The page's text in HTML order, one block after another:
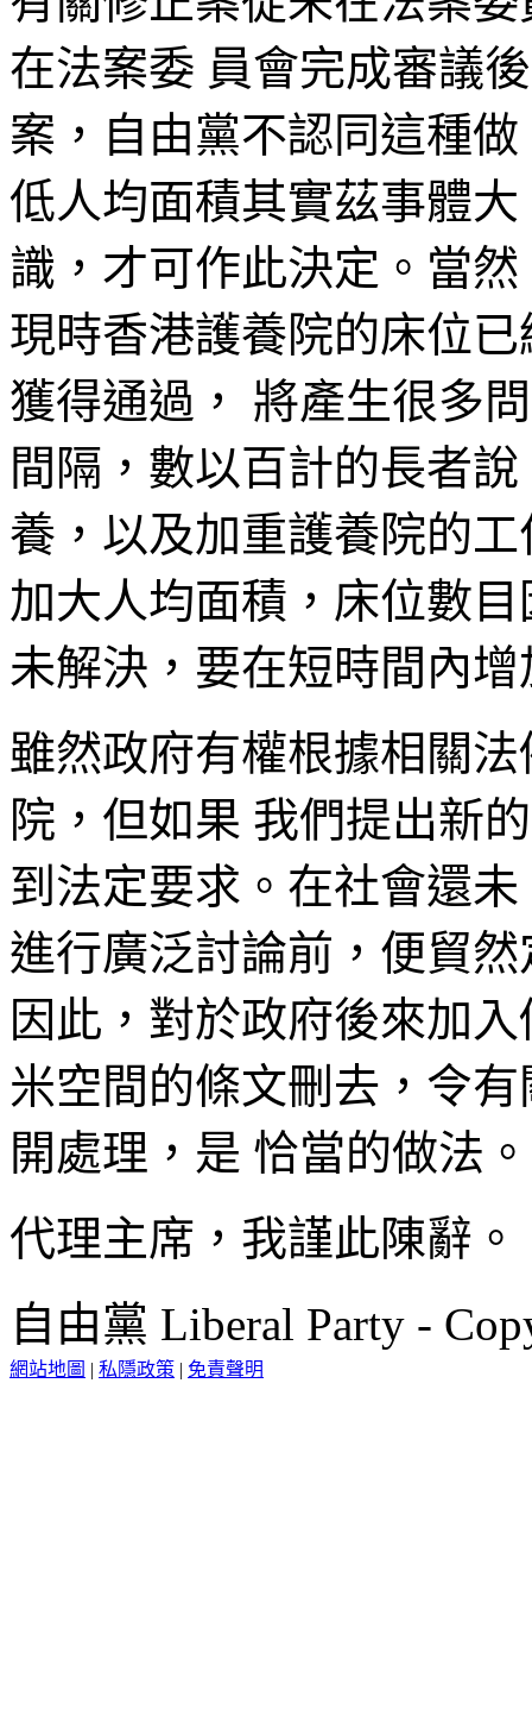
在法案委 員會完成審議
案，自由黨不認同這種
低人均面積其實茲事體
識，才可作此決定。當
現時香港護養院的床位
獲得通過， 將產生很多
間隔，數以百計的長者
養，以及加重護養院的
加大人均面積，床位數
未解決，要在短時間內
雖然政府有權根據相關
院，但如果 我們提出新
到法定要求。在社會還
進行廣泛討論前，便貿
因此，對於政府後來加
米空間的條文刪去，令
開處理，是 恰當的做法
代理主席，我謹此陳辭。
自由黨 Liberal Party -
網站地圖 | 私隱政策 | 免責聲明